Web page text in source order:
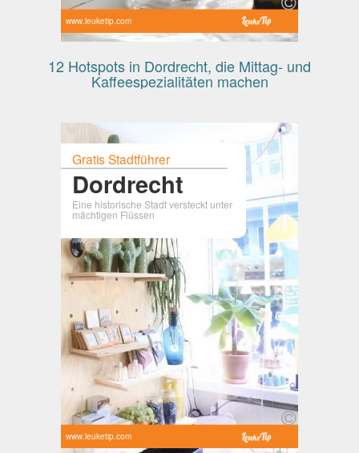
www.leuketip.com
12 Hotspots in Dordrecht, die Mittag- und
Kaffeespezialitäten machen
Gratis Stadtführer
Dordrecht
Eine historische Stadt versteckt unter
mächtigen Flüssen
www.leuketip.com